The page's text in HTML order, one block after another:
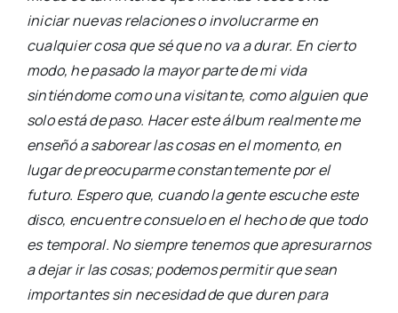
iniciar nuevas relaciones o involucrarme en
cualquier cosa que sé que no va a durar. En cierto
modo, he pasado la mayor parte de mi vida
sintiéndome como una visitante, como alguien que
solo está de paso. Hacer este álbum realmente me
enseñó a saborear las cosas en el momento, en
lugar de preocuparme constantemente por el
futuro. Espero que, cuando la gente escuche este
disco, encuentre consuelo en el hecho de que todo
es temporal. No siempre tenemos que apresurarnos
a dejar ir las cosas; podemos permitir que sean
importantes sin necesidad de que duren para